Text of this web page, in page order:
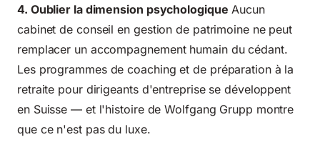
4. Oublier la dimension psychologique Aucun
cabinet de conseil en gestion de patrimoine ne peut
remplacer un accompagnement humain du cédant.
Les programmes de coaching et de préparation à la
retraite pour dirigeants d'entreprise se développent
en Suisse — et l'histoire de Wolfgang Grupp montre
que ce n'est pas du luxe.